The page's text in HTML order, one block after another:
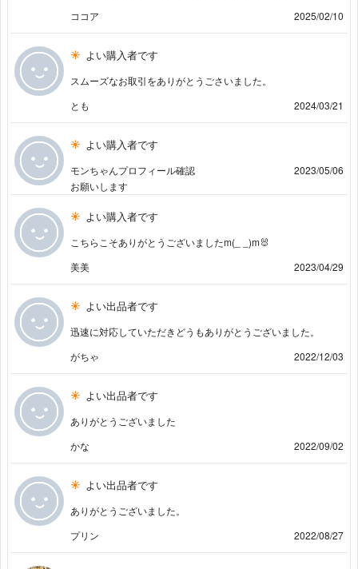
ココア
2025/02/10
よい購入者です
スムーズなお取引をありがとうごさいました。
とも
2024/03/21
よい購入者です
モンちゃんプロフィール確認
お願いします
2023/05/06
よい購入者です
こちらこそありがとうございましたm(_ _)m🐰
美美
2023/04/29
よい出品者です
迅速に対応していただきどうもありがとうございました。
がちゃ
2022/12/03
よい出品者です
ありがとうございました
かな
2022/09/02
よい出品者です
ありがとうございました。
プリン
2022/08/27